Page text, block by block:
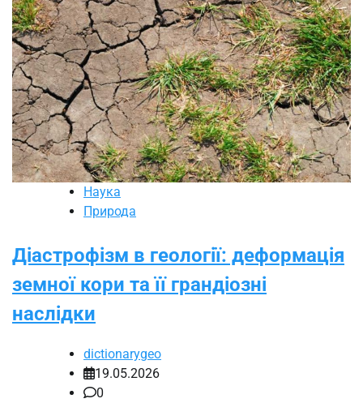
Наука
Природа
Діастрофізм в геології: деформація
земної кори та її грандіозні
наслідки
dictionarygeo
19.05.2026
0